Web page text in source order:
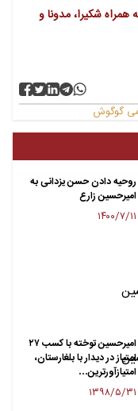
شکیرا، مدونا و
گوگوش
روحیه دادن حسن یزدانی به
امیرحسین زارع
۱۴۰۰/۷/۱۱
امیرحسین توخته با کسب ۲۷
امتیاز در دیدار با بلغارستان،
امتیازآورترین…
۱۳۹۸/۵/۳۱